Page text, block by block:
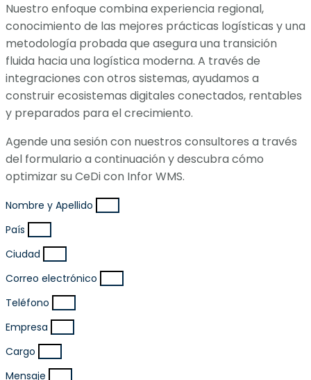
Nuestro enfoque combina experiencia regional,
conocimiento de las mejores prácticas logísticas y una
metodología probada que asegura una transición
fluida hacia una logística moderna. A través de
integraciones con otros sistemas, ayudamos a
construir ecosistemas digitales conectados, rentables
y preparados para el crecimiento.
Agende una sesión con nuestros consultores a través
del formulario a continuación y descubra cómo
optimizar su CeDi con Infor WMS.
Nombre y Apellido
País
Ciudad
Correo electrónico
Teléfono
Empresa
Cargo
Mensaje